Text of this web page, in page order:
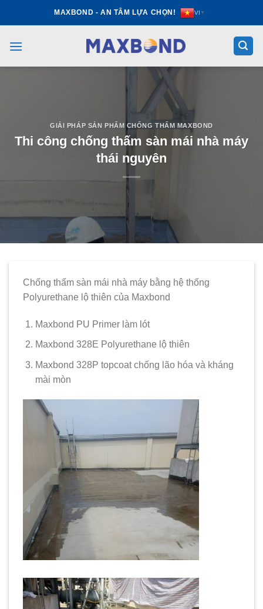
MAXBOND - AN TÂM LỰA CHỌN! VI ▼
GIẢI PHÁP SẢN PHẨM CHỐNG THẤM MAXBOND
Thi công chống thấm sàn mái nhà máy
thái nguyên
Chống thấm sàn mái nhà máy bằng hệ thống
Polyurethane lộ thiên của Maxbond
Maxbond PU Primer làm lót
Maxbond 328E Polyurethane lộ thiên
Maxbond 328P topcoat chống lão hóa và kháng
mài mòn